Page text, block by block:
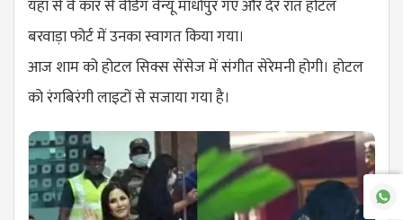
यहां से वे कार से वेडिंग वेन्यू माधोपुर गए और देर रात होटल
बरवाड़ा फोर्ट में उनका स्वागत किया गया।
आज शाम को होटल सिक्स सेंसेज में संगीत सेरेमनी होगी। होटल
को रंगबिरंगी लाइटों से सजाया गया है।